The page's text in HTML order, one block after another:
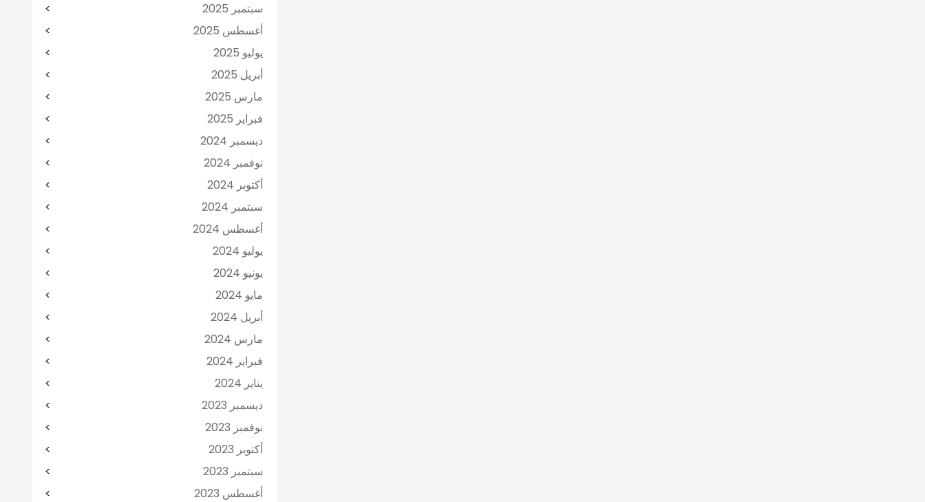
سبتمبر 2025
أغسطس 2025
يوليو 2025
أبريل 2025
مارس 2025
فبراير 2025
ديسمبر 2024
نوفمبر 2024
أكتوبر 2024
سبتمبر 2024
أغسطس 2024
يوليو 2024
يونيو 2024
مايو 2024
أبريل 2024
مارس 2024
فبراير 2024
يناير 2024
ديسمبر 2023
نوفمبر 2023
أكتوبر 2023
سبتمبر 2023
أغسطس 2023